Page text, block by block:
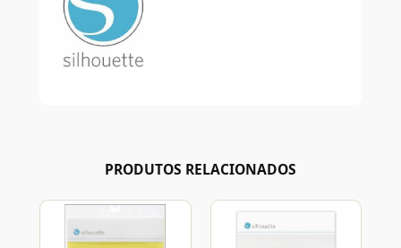
PRODUTOS RELACIONADOS